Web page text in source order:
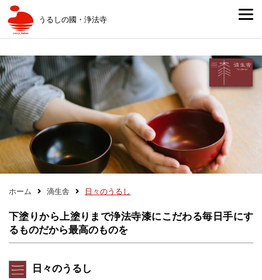
うるしの國・浄法寺
ホーム 滴生舎 日々のうるし
下塗りから上塗りまで浄法寺漆にこだわる毎日手にす
るものだから最高のものを
日々のうるし